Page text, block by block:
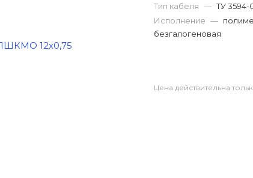
Тип кабеля — ТУ 3594-
Исполнение —
безгалогеновая
Цена действительна